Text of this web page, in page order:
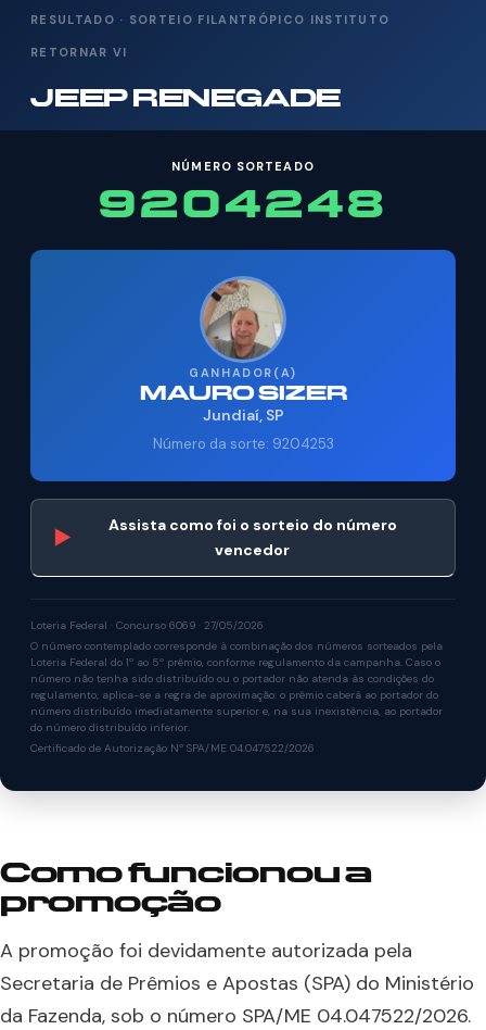
RESULTADO · SORTEIO FILANTRÓPICO INSTITUTO
RETORNAR VI
JEEP RENEGADE
NÚMERO SORTEADO
9204248
GANHADOR(A)
MAURO SIZER
Jundiaí, SP
Número da sorte: 9204253
▶
Assista como foi o sorteio do número
vencedor
Loteria Federal · Concurso 6069 · 27/05/2026
O número contemplado corresponde à combinação dos números sorteados pela
Loteria Federal do 1º ao 5º prêmio, conforme regulamento da campanha. Caso o
número não tenha sido distribuído ou o portador não atenda às condições do
regulamento, aplica-se a regra de aproximação: o prêmio caberá ao portador do
número distribuído imediatamente superior e, na sua inexistência, ao portador
do número distribuído inferior.
Certificado de Autorização Nº SPA/ME 04.047522/2026
Como funcionou a
promoção
A promoção foi devidamente autorizada pela
Secretaria de Prêmios e Apostas (SPA) do Ministério
da Fazenda, sob o número SPA/ME 04.047522/2026.